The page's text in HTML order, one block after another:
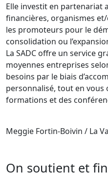
Elle investit en partenariat
financières, organismes
les promoteurs pour le
consolidation ou
La SADC offre un service
moyennes entreprises
besoins par le biais
personnalisé, tout en vous
formations et des
Meggie Fortin-Boivin / La
On soutient et